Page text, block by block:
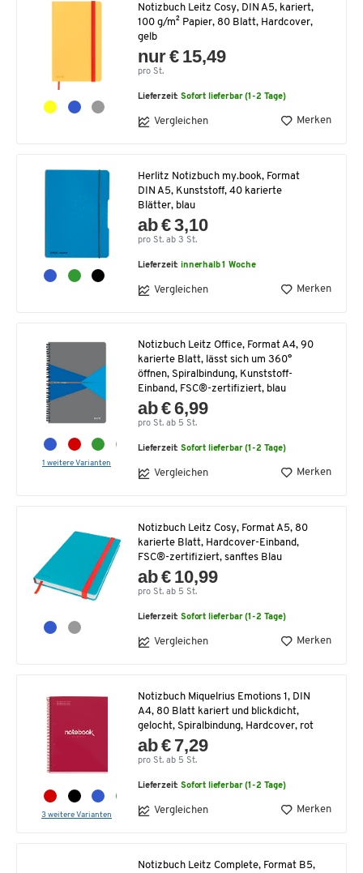
Notizbuch Leitz Cosy, DIN A5, kariert,
100 g/m² Papier, 80 Blatt, Hardcover,
gelb
nur € 15,49
pro St.
Lieferzeit:Sofort lieferbar (1-2 Tage)
Vergleichen Merken
Herlitz Notizbuch my.book, Format
DIN A5, Kunststoff, 40 karierte
Blätter, blau
ab € 3,10
pro St. ab 3 St.
Lieferzeit:innerhalb 1 Woche
Vergleichen Merken
1 weitere Varianten
Notizbuch Leitz Office, Format A4, 90
karierte Blatt, lässt sich um 360°
öffnen, Spiralbindung, Kunststoff-
Einband, FSC®-zertifiziert, blau
ab € 6,99
pro St. ab 5 St.
Lieferzeit:Sofort lieferbar (1-2 Tage)
Vergleichen Merken
Notizbuch Leitz Cosy, Format A5, 80
karierte Blatt, Hardcover-Einband,
FSC®-zertifiziert, sanftes Blau
ab € 10,99
pro St. ab 5 St.
Lieferzeit:Sofort lieferbar (1-2 Tage)
Vergleichen Merken
3 weitere Varianten
Notizbuch Miquelrius Emotions 1, DIN
A4, 80 Blatt kariert und blickdicht,
gelocht, Spiralbindung, Hardcover, rot
ab € 7,29
pro St. ab 5 St.
Lieferzeit:Sofort lieferbar (1-2 Tage)
Vergleichen Merken
Notizbuch Leitz Complete, Format B5,